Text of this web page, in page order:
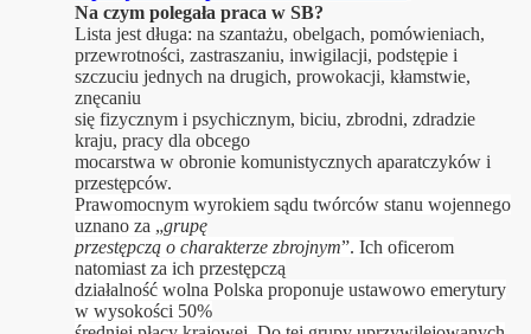
Na czym polegała praca w SB?
Lista jest długa: na szantażu, obelgach, pomówieniach,
przewrotności, zastraszaniu, inwigilacji, podstępie i
szczuciu jednych na drugich, prowokacji, kłamstwie,
znęcaniu
się fizycznym i psychicznym, biciu, zbrodni, zdradzie
kraju, pracy dla obcego
mocarstwa w obronie komunistycznych aparatczyków i
przestępców.
Prawomocnym wyrokiem sądu twórców stanu wojennego
uznano za „grupę
przestępczą o charakterze zbrojnym”. Ich oficerom
natomiast za ich przestępczą
działalność wolna Polska proponuje ustawowo emerytury
w wysokości 50%